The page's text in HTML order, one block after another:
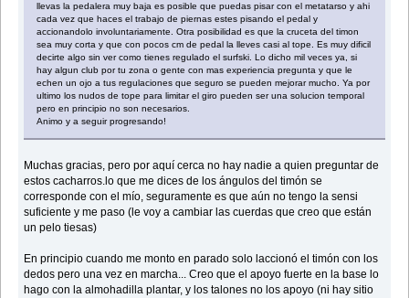
llevas la pedalera muy baja es posible que puedas pisar con el metatarso y ahi
cada vez que haces el trabajo de piernas estes pisando el pedal y
accionandolo involuntariamente. Otra posibilidad es que la cruceta del timon
sea muy corta y que con pocos cm de pedal la lleves casi al tope. Es muy dificil
decirte algo sin ver como tienes regulado el surfski. Lo dicho mil veces ya, si
hay algun club por tu zona o gente con mas experiencia pregunta y que le
echen un ojo a tus regulaciones que seguro se pueden mejorar mucho. Ya por
ultimo los nudos de tope para limitar el giro pueden ser una solucion temporal
pero en principio no son necesarios.
Animo y a seguir progresando!
Muchas gracias, pero por aquí cerca no hay nadie a quien preguntar de
estos cacharros.lo que me dices de los ángulos del timón se
corresponde con el mío, seguramente es que aún no tengo la sensi
suficiente y me paso (le voy a cambiar las cuerdas que creo que están
un pelo tiesas)
En principio cuando me monto en parado solo laccionó el timón con los
dedos pero una vez en marcha... Creo que el apoyo fuerte en la base lo
hago con la almohadilla plantar, y los talones no los apoyo (ni hay sitio